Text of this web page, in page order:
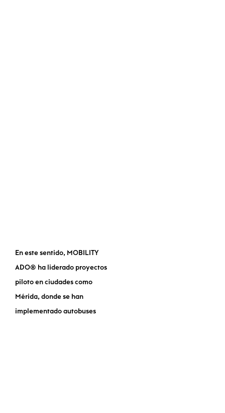
En este sentido, MOBILITY
ADO® ha liderado proyectos
piloto en ciudades como
Mérida, donde se han
implementado autobuses